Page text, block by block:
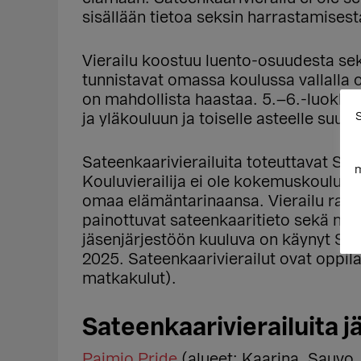
sisällään tietoa seksin
Vierailu koostuu luento-osuudesta
tunnistavat omassa koulussa vallalla
on mahdollista haastaa. 5.–6.-
ja yläkouluun ja toiselle asteelle
Sateenkaarivierailuita toteuttavat
Kouluvierailija ei ole
omaa elämäntarinaansa. Vierailu
painottuvat sateenkaaritieto sekä
jäsenjärjestöön kuuluva on käynyt
2025. Sateenkaarivierailut ovat
matkakulut).
Sateenkaarivierailuita